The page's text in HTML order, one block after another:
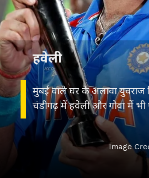
मुंबई वाले घर के अलावा युवराज
चंडीगढ़ में हवेली और गोवा में
हवेली
Image